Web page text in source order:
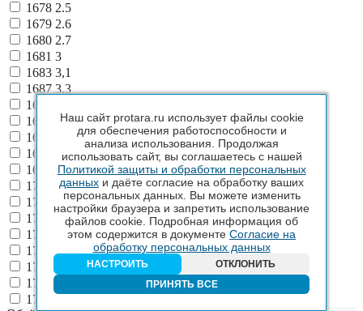
1678 2.5
1679 2.6
1680 2.7
1681 3
1683 3,1
1687 3,3
1691
1695
3,7
1697
3,88
1698
3.2
1699
36
1701
4,00
1709
5,3
1712
6,1
1714
6,5
1717
7,2
1718
1720
1723
Наш сайт protara.ru использует файлы cookie
для обеспечения работоспособности и
анализа использования. Продолжая
использовать сайт, вы соглашаетесь с нашей
Политикой защиты и обработки персональных
данных и даёте согласие на обработку ваших
персональных данных. Вы можете изменить
настройки браузера и запретить использование
файлов cookie. Подробная информация об
этом содержится в документе Согласие на
обработку персональных данных
НАСТРОИТЬ
ОТКЛОНИТЬ
ПРИНЯТЬ ВСЕ